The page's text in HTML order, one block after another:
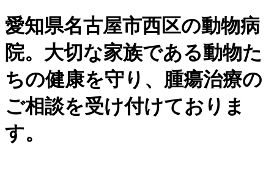
愛知県名古屋市西区の動物病
院。大切な家族である動物た
ちの健康を守り、腫瘍治療の
ご相談を受け付けておりま
す。